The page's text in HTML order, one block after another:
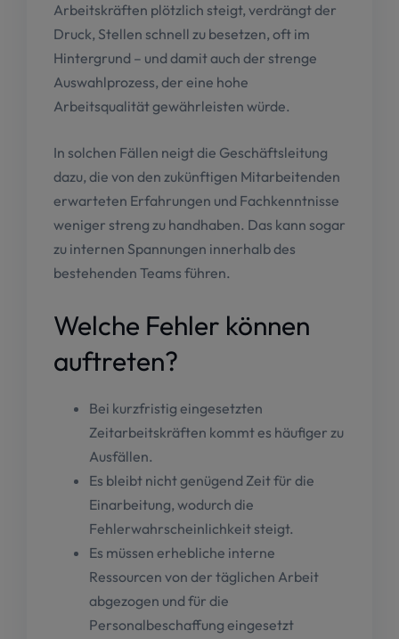
Arbeitskräften plötzlich steigt, verdrängt der
Druck, Stellen schnell zu besetzen, oft im
Hintergrund – und damit auch der strenge
Auswahlprozess, der eine hohe
Arbeitsqualität gewährleisten würde.
In solchen Fällen neigt die Geschäftsleitung
dazu, die von den zukünftigen Mitarbeitenden
erwarteten Erfahrungen und Fachkenntnisse
weniger streng zu handhaben. Das kann sogar
zu internen Spannungen innerhalb des
bestehenden Teams führen.
Welche Fehler können
auftreten?
Bei kurzfristig eingesetzten
Zeitarbeitskräften kommt es häufiger zu
Ausfällen.
Es bleibt nicht genügend Zeit für die
Einarbeitung, wodurch die
Fehlerwahrscheinlichkeit steigt.
Es müssen erhebliche interne
Ressourcen von der täglichen Arbeit
abgezogen und für die
Personalbeschaffung eingesetzt